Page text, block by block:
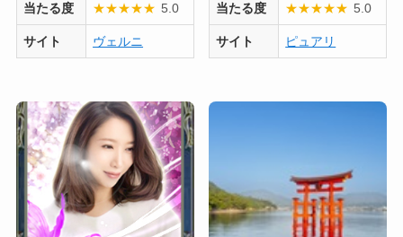
当たる度 ★★★★★ 5.0
サイト ヴェルニ
当たる度 ★★★★★ 5.0
サイト ピュアリ